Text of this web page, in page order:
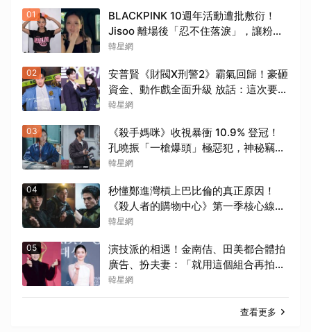
01
BLACKPINK 10週年活動遭批敷衍！
Jisoo 離場後「忍不住落淚」，讓粉絲
看了好心疼
韓星網
02
安普賢《財閥X刑警2》霸氣回歸！豪砸
資金、動作戲全面升級 放話：這次要超
越第一季
韓星網
03
《殺手媽咪》收視暴衝 10.9% 登冠！
孔曉振「一槍爆頭」極惡犯，神秘竊聽
器埋伏筆
韓星網
04
秒懂鄭進灣槓上巴比倫的真正原因！
《殺人者的購物中心》第一季核心線索
快速複習
韓星網
05
演技派的相遇！金南佶、田美都合體拍
廣告、扮夫妻：「就用這個組合再拍一
部戲劇吧」
韓星網
查看更多